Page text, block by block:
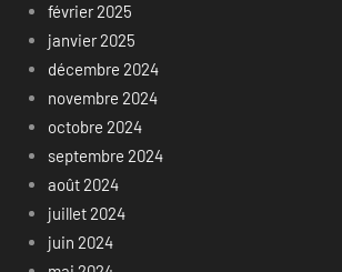
février 2025
janvier 2025
décembre 2024
novembre 2024
octobre 2024
septembre 2024
août 2024
juillet 2024
juin 2024